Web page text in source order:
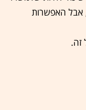
אבל האפשרות
זה.